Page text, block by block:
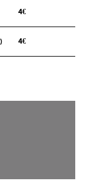
4€
4€